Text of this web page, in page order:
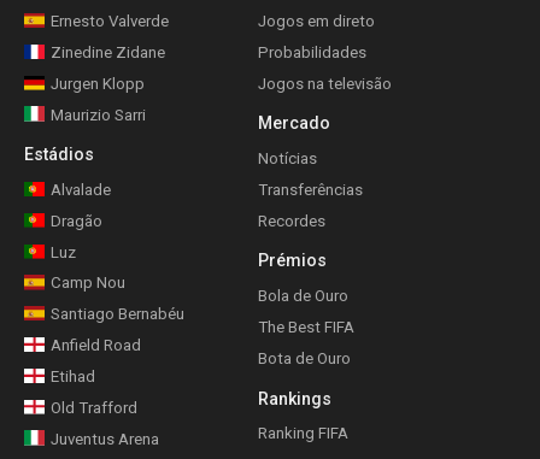
Ernesto Valverde
Zinedine Zidane
Jurgen Klopp
Maurizio Sarri
Estádios
Alvalade
Dragão
Luz
Camp Nou
Santiago Bernabéu
Anfield Road
Etihad
Old Trafford
Juventus Arena
Jogos em direto
Probabilidades
Jogos na televisão
Mercado
Notícias
Transferências
Recordes
Prémios
Bola de Ouro
The Best FIFA
Bota de Ouro
Rankings
Ranking FIFA